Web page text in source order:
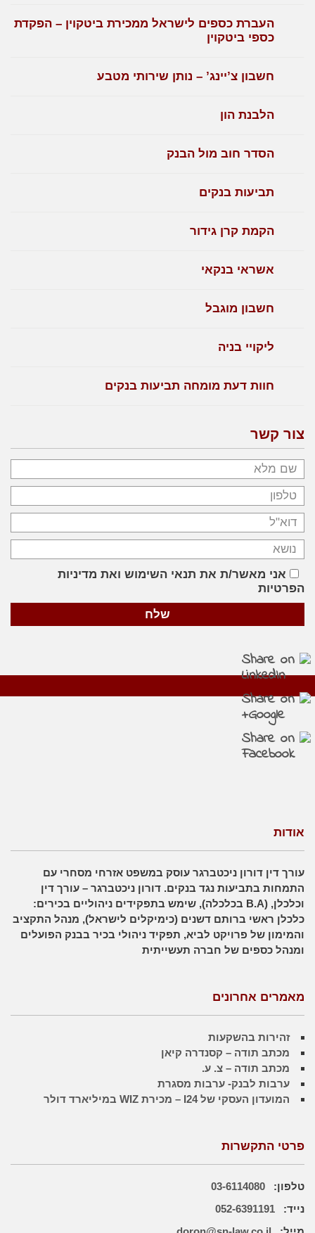
העברת כספים לישראל ממכירת ביטקוין – הפקדת
כספי ביטקוין
חשבון צ’יינג’ – נותן שירותי מטבע
הלבנת הון
הסדר חוב מול הבנק
תביעות בנקים
הקמת קרן גידור
אשראי בנקאי
חשבון מוגבל
ליקויי בניה
חוות דעת מומחה תביעות בנקים
צור קשר
אני מאשר/ת את תנאי השימוש ואת מדיניות
הפרטיות
אודות
עורך דין דורון ניכטברגר עוסק במשפט אזרחי מסחרי עם
התמחות בתביעות נגד בנקים. דורון ניכטברגר – עורך דין
וכלכלן, (B.A בכלכלה), שימש בתפקידים ניהוליים בכירים:
כלכלן ראשי ברותם דשנים (כימיקלים לישראל), מנהל התקציב
והמימון של פרויקט לביא, תפקיד ניהולי בכיר בבנק הפועלים
ומנהל כספים של חברה תעשייתית
מאמרים אחרונים
זהירות בהשקעות
מכתב תודה – קסנדרה קיאן
מכתב תודה – צ. ע.
ערבות לבנק- ערבות מסגרת
המועדון העסקי של I24 – מכירת WIZ במיליארד דולר
פרטי התקשרות
טלפון: 03-6114080
נייד: